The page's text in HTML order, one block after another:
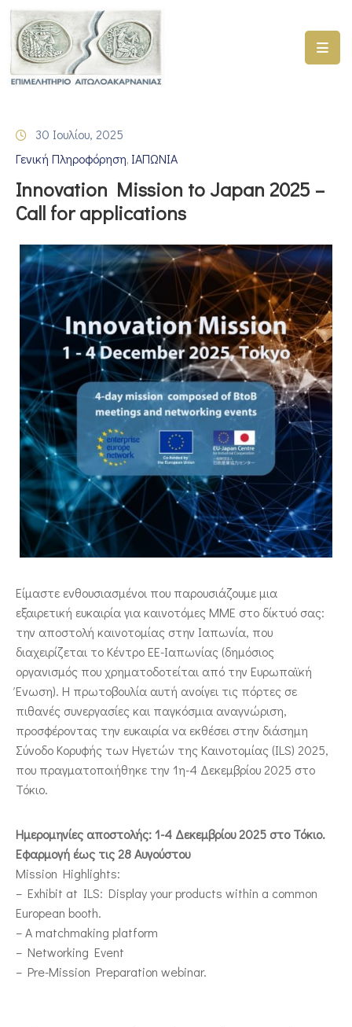
ΑΡΧΙΚΗ
ΓΕΜΗ
–
ΠΡΟΓΡΑΜΜΑΤΑ
ΣΥΜΜΕΤΟΧΗ
ΣΕ
ΕΤΑΙΡΕΙΕΣ
ΕΠΙΚΑΙΡΟΤΗΤΑ
ΕΠΙΚΟΙΝΩΝΙΑ
30 Ιουλίου, 2025
Γενική Πληροφόρηση‚ ΙΑΠΩΝΙΑ
Innovation Mission to Japan 2025 –
Call for applications
Είμαστε ενθουσιασμένοι που παρουσιάζουμε μια
εξαιρετική ευκαιρία για καινοτόμες ΜΜΕ στο δίκτυό σας:
την αποστολή καινοτομίας στην Ιαπωνία, που
διαχειρίζεται το Κέντρο ΕΕ-Ιαπωνίας (δημόσιος
οργανισμός που χρηματοδοτείται από την Ευρωπαϊκή
Ένωση). Η πρωτοβουλία αυτή ανοίγει τις πόρτες σε
πιθανές συνεργασίες και παγκόσμια αναγνώριση,
προσφέροντας την ευκαιρία να εκθέσει στην διάσημη
Σύνοδο Κορυφής των Ηγετών της Καινοτομίας (ILS) 2025,
που πραγματοποιήθηκε την 1η-4 Δεκεμβρίου 2025 στο
Τόκιο.
Ημερομηνίες αποστολής: 1-4 Δεκεμβρίου 2025 στο Τόκιο.
Εφαρμογή έως τις 28 Αυγούστου
Mission Highlights:
– Exhibit at ILS: Display your products within a common
European booth.
– A matchmaking platform
– Networking Event
– Pre-Mission Preparation webinar.